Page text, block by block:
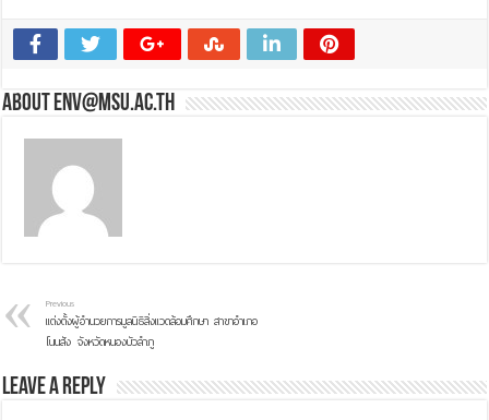
About env@msu.ac.th
Previous
แต่งตั้งผู้อำนวยการมูลนิธิสิ่งแวดล้อมศึกษา สาขาอำเภอ
โนนสัง จังหวัดหนองบัวลำภู
Leave a Reply